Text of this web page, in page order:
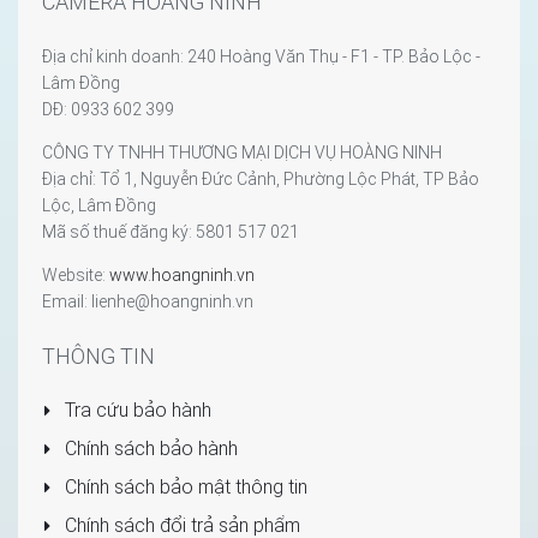
Địa chỉ kinh doanh: 240 Hoàng Văn Thụ - F1 - TP. Bảo Lộc -
Lâm Đồng
DĐ: 0933 602 399
CÔNG TY TNHH THƯƠNG MẠI DỊCH VỤ HOÀNG NINH
Địa chỉ: Tổ 1, Nguyễn Đức Cảnh, Phường Lộc Phát, TP Bảo
Lộc, Lâm Đồng
Mã số thuế đăng ký: 5801 517 021
Website: www.hoangninh.vn
Email: lienhe@hoangninh.vn
THÔNG TIN
Tra cứu bảo hành
Chính sách bảo hành
Chính sách bảo mật thông tin
Chính sách đổi trả sản phẩm